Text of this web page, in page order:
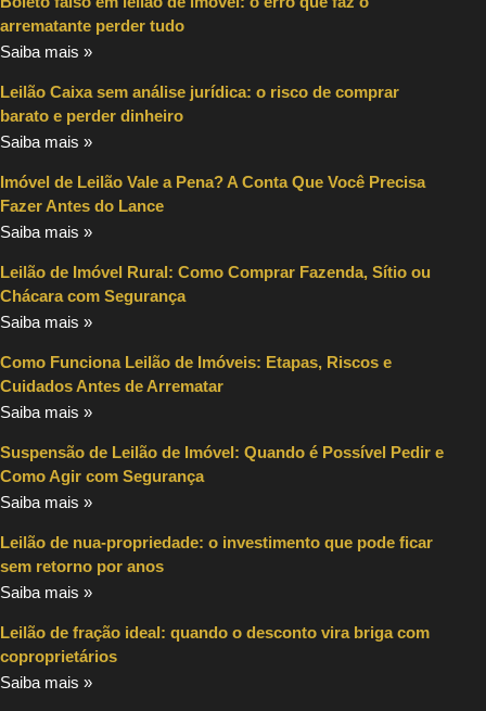
arrematante perder tudo
Saiba mais »
Leilão Caixa sem análise jurídica: o risco de comprar
barato e perder dinheiro
Saiba mais »
Imóvel de Leilão Vale a Pena? A Conta Que Você Precisa
Fazer Antes do Lance
Saiba mais »
Leilão de Imóvel Rural: Como Comprar Fazenda, Sítio ou
Chácara com Segurança
Saiba mais »
Como Funciona Leilão de Imóveis: Etapas, Riscos e
Cuidados Antes de Arrematar
Saiba mais »
Suspensão de Leilão de Imóvel: Quando é Possível Pedir e
Como Agir com Segurança
Saiba mais »
Leilão de nua-propriedade: o investimento que pode ficar
sem retorno por anos
Saiba mais »
Leilão de fração ideal: quando o desconto vira briga com
coproprietários
Saiba mais »